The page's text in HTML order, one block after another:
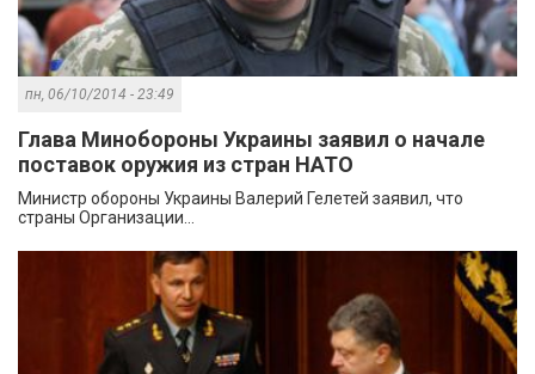
пн, 06/10/2014 - 23:49
Глава Минобороны Украины заявил о начале
поставок оружия из стран НАТО
Министр обороны Украины Валерий Гелетей заявил, что
страны Организации...